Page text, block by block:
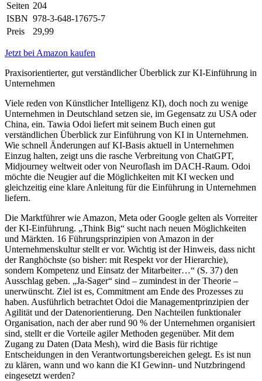
Seiten 204
ISBN 978-3-648-17675-7
Preis
29,99
Jetzt bei Amazon kaufen
Praxisorientierter, gut verständlicher Überblick zur KI-Einführung in
Unternehmen
Viele reden von Künstlicher Intelligenz KI), doch noch zu wenige
Unternehmen in Deutschland setzen sie, im Gegensatz zu USA oder
China, ein. Tawia Odoi liefert mit seinem Buch einen gut
verständlichen Überblick zur Einführung von KI in Unternehmen.
Wie schnell Änderungen auf KI-Basis aktuell in Unternehmen
Einzug halten, zeigt uns die rasche Verbreitung von ChatGPT,
Midjourney weltweit oder von Neuroflash im DACH-Raum. Odoi
möchte die Neugier auf die Möglichkeiten mit KI wecken und
gleichzeitig eine klare Anleitung für die Einführung in Unternehmen
liefern.
Die Marktführer wie Amazon, Meta oder Google gelten als Vorreiter
der KI-Einführung. „Think Big“ sucht nach neuen Möglichkeiten
und Märkten. 16 Führungsprinzipien von Amazon in der
Unternehmenskultur stellt er vor. Wichtig ist der Hinweis, dass nicht
der Ranghöchste (so bisher: mit Respekt vor der Hierarchie),
sondern Kompetenz und Einsatz der Mitarbeiter…“ (S. 37) den
Ausschlag geben. „Ja-Sager“ sind – zumindest in der Theorie –
unerwünscht. Ziel ist es, Commitment am Ende des Prozesses zu
haben. Ausführlich betrachtet Odoi die Managementprinzipien der
Agilität und der Datenorientierung. Den Nachteilen funktionaler
Organisation, nach der aber rund 90 % der Unternehmen organisiert
sind, stellt er die Vorteile agiler Methoden gegenüber. Mit dem
Zugang zu Daten (Data Mesh), wird die Basis für richtige
Entscheidungen in den Verantwortungsbereichen gelegt. Es ist nun
zu klären, wann und wo kann die KI Gewinn- und Nutzbringend
eingesetzt werden?